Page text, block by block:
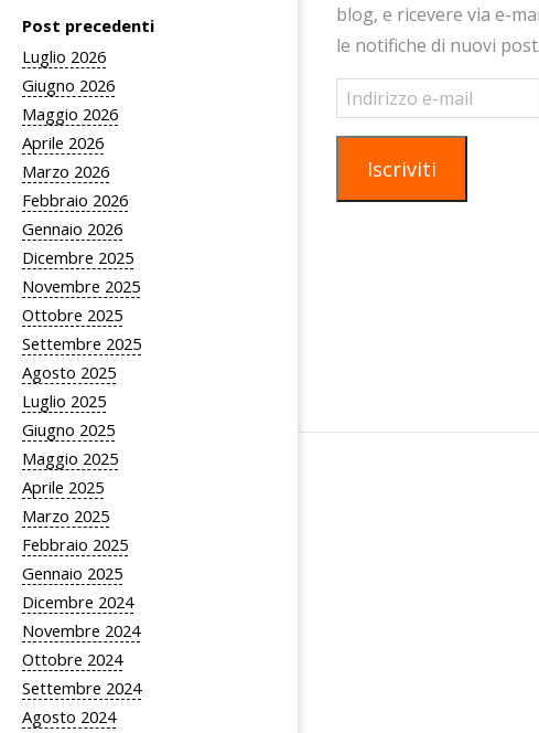
Post precedenti
Luglio 2026
Giugno 2026
Maggio 2026
Aprile 2026
Marzo 2026
Febbraio 2026
Gennaio 2026
Dicembre 2025
Novembre 2025
Ottobre 2025
Settembre 2025
Agosto 2025
Luglio 2025
Giugno 2025
Maggio 2025
Aprile 2025
Marzo 2025
Febbraio 2025
Gennaio 2025
Dicembre 2024
Novembre 2024
Ottobre 2024
Settembre 2024
Agosto 2024
blog, e ricevere via e-
le notifiche di nuovi post.
Indirizzo
e-
mail
Iscriviti